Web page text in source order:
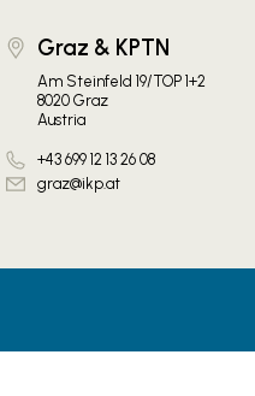
Graz & KPTN
Am Steinfeld 19/TOP 1+2
8020 Graz
Austria
+43 699 12 13 26 08
graz@ikp.at